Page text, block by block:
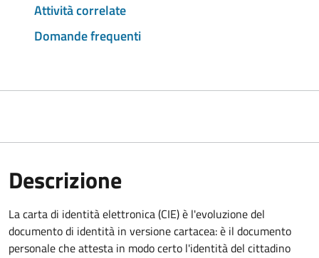
Attività correlate
Domande frequenti
Descrizione
La carta di identità elettronica (CIE) è l'evoluzione del
documento di identità in versione cartacea: è il documento
personale che attesta in modo certo l'identità del cittadino